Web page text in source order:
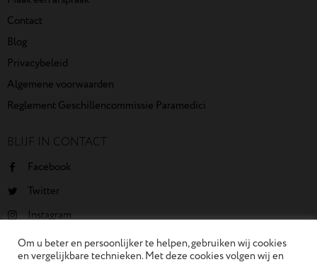
Contact
Blog
Privacybeleid
Algemene voorwaarden
Reglement Geschillencommissie Paramedici
BLIJF IN CONTACT
Facebook
Twitter
Instagram
Youtube
Om u beter en persoonlijker te helpen, gebruiken wij cookies
en vergelijkbare technieken. Met deze cookies volgen wij en